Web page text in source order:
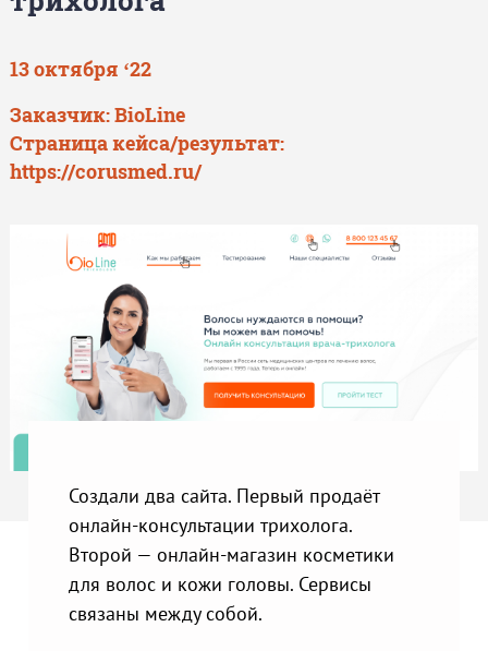
13 октября ‘22
Заказчик: BioLine
Страница кейса/результат:
https://corusmed.ru/
Создали два сайта. Первый продаёт
онлайн-консультации трихолога.
Второй — онлайн-магазин косметики
для волос и кожи головы. Сервисы
связаны между собой.